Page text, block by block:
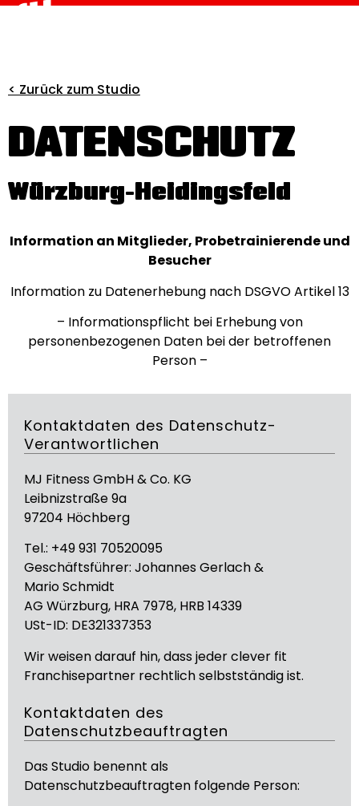
< Zurück zum Studio
DATENSCHUTZ
Würzburg-Heidingsfeld
Information an Mitglieder, Probetrainierende und
Besucher
Information zu Datenerhebung nach DSGVO Artikel 13
– Informationspflicht bei Erhebung von
personenbezogenen Daten bei der betroffenen
Person –
Kontaktdaten des Datenschutz-
Verantwortlichen
MJ Fitness GmbH & Co. KG
Leibnizstraße 9a
97204 Höchberg
Tel.: +49 931 70520095
Geschäftsführer: Johannes Gerlach &
Mario Schmidt
AG Würzburg, HRA 7978, HRB 14339
USt-ID: DE321337353
Wir weisen darauf hin, dass jeder clever fit
Franchisepartner rechtlich selbstständig ist.
Kontaktdaten des
Datenschutzbeauftragten
Das Studio benennt als
Datenschutzbeauftragten folgende Person: